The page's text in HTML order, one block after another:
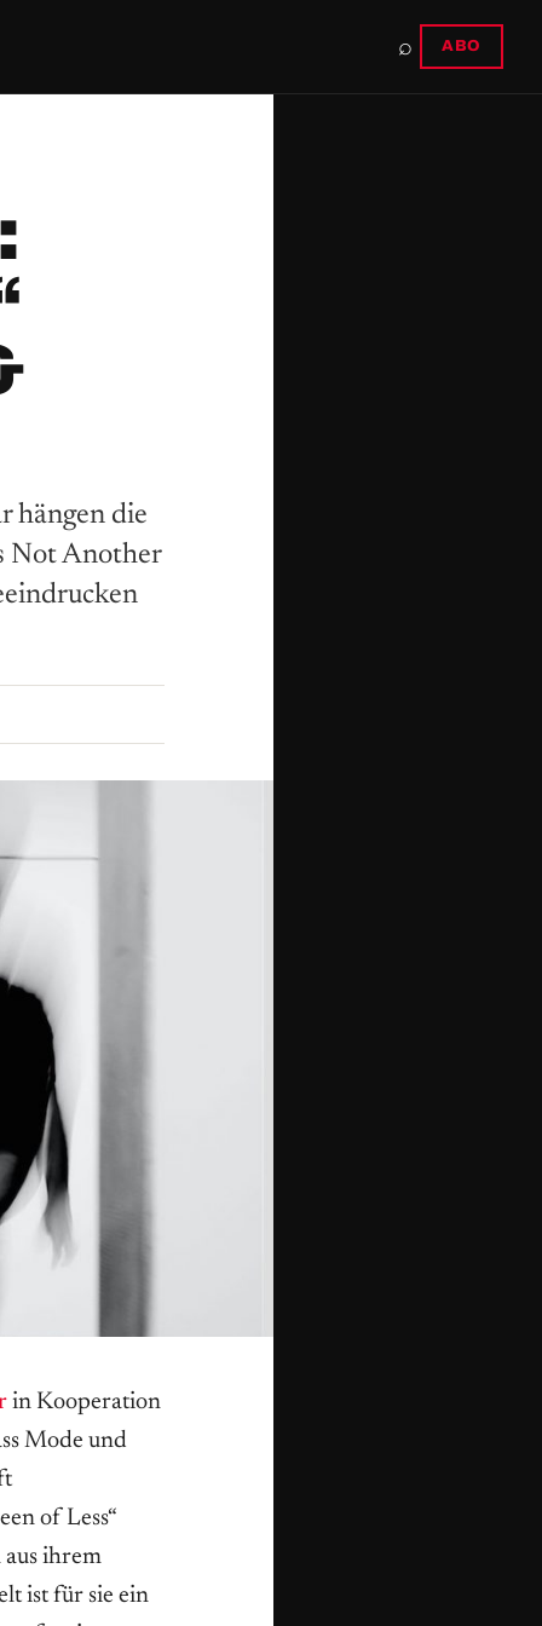
⌕ ABO
hängen die
Not Another
in Kooperation
Mode und
of Less“
ihrem
ist für sie ein